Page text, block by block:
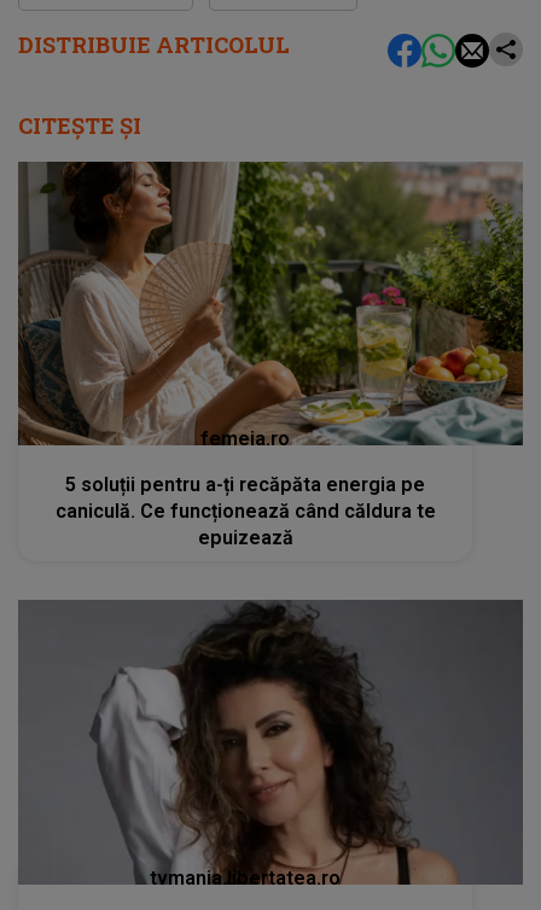
DISTRIBUIE ARTICOLUL
CITEȘTE ȘI
femeia.ro
5 soluții pentru a-ți recăpăta energia pe
caniculă. Ce funcționează când căldura te
epuizează
tvmania.libertatea.ro